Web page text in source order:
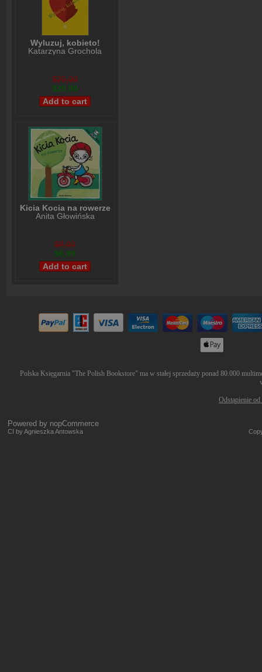
Wyluzuj, kobieto!
Katarzyna Grochola
$25,00
$20,00
Kicia Kocia na rowerze
Anita Głowińska
$8,00
$6,99
Polska Księgarnia "The Polish Bookstore" ma w stałej sprzedaży ponad 80.000
Odstąpienie
Powered by nopCommerce
CI by Agnieszka Antowska